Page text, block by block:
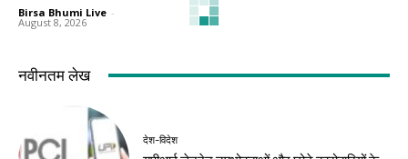
Birsa Bhumi Live -
August 8, 2026
नवीनतम लेख
देश-विदेश